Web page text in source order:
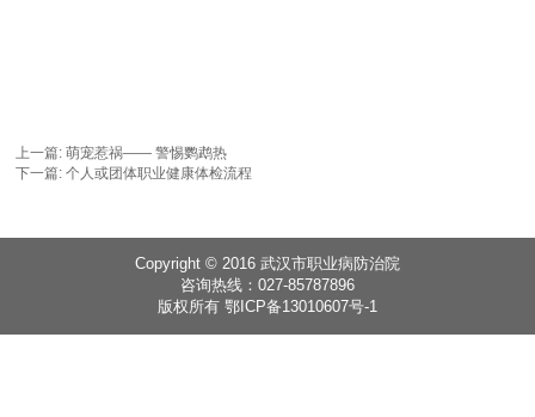
上一篇:萌宠惹祸—— 警惕鹦鹉热
下一篇:个人或团体职业健康体检流程
Copyright © 2016 武汉市职业病防治院
咨询热线：027-85787896
版权所有 鄂ICP备13010607号-1